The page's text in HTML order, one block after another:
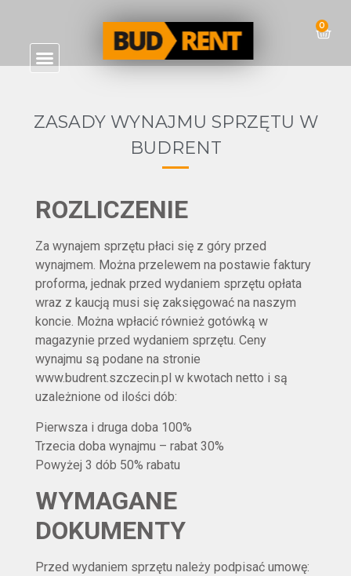
0
ZASADY WYNAJMU SPRZĘTU W
BUDRENT
ROZLICZENIE
Za wynajem sprzętu płaci się z góry przed
wynajmem. Można przelewem na postawie faktury
proforma, jednak przed wydaniem sprzętu opłata
wraz z kaucją musi się zaksięgować na naszym
koncie. Można wpłacić również gotówką w
magazynie przed wydaniem sprzętu. Ceny
wynajmu są podane na stronie
www.budrent.szczecin.pl w kwotach netto i są
uzależnione od ilości dób:
Pierwsza i druga doba 100%
Trzecia doba wynajmu – rabat 30%
Powyżej 3 dób 50% rabatu
WYMAGANE
DOKUMENTY
Przed wydaniem sprzętu należy podpisać umowę: